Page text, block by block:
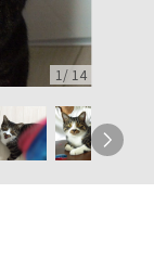
1 / 14